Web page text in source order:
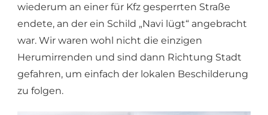
wiederum an einer für Kfz gesperrten Straße
endete, an der ein Schild „Navi lügt“ angebracht
war. Wir waren wohl nicht die einzigen
Herumirrenden und sind dann Richtung Stadt
gefahren, um einfach der lokalen Beschilderung
zu folgen.